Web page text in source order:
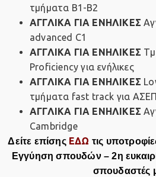
τμήματα Β1-Β2
ΑΓΓΛΙΚΑ ΓΙΑ ΕΝΗΛΙΚΕΣ
advanced C1
ΑΓΓΛΙΚΑ ΓΙΑ ΕΝΗΛΙΚΕΣ
Proficiency για ενήλικες
ΑΓΓΛΙΚΑ ΓΙΑ ΕΝΗΛΙΚΕΣ
τμήματα fast track για ΑΣΕΠ
ΑΓΓΛΙΚΑ ΓΙΑ ΕΝΗΛΙΚΕΣ
Cambridge
Δείτε επίσης ΕΔΩ τις
Εγγύηση σπουδών – 2η
σπουδαστές